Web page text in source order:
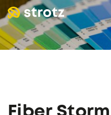
B2B Werbeschirme